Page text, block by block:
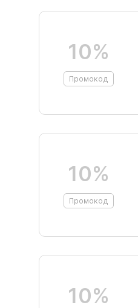
10%
Промокод
10%
Промокод
10%